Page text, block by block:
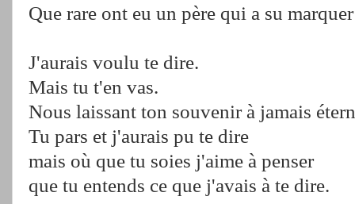
Que rare ont eu un père qui a su
J'aurais voulu te dire.
Mais tu t'en vas.
Nous laissant ton souvenir à jamais
Tu pars et j'aurais pu te dire
mais où que tu soies j'aime à penser
que tu entends ce que j'avais à te dire.